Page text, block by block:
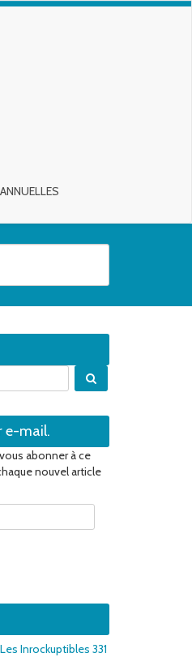
e-mail.
abonner à ce
nouvel article
Inrockuptibles 331